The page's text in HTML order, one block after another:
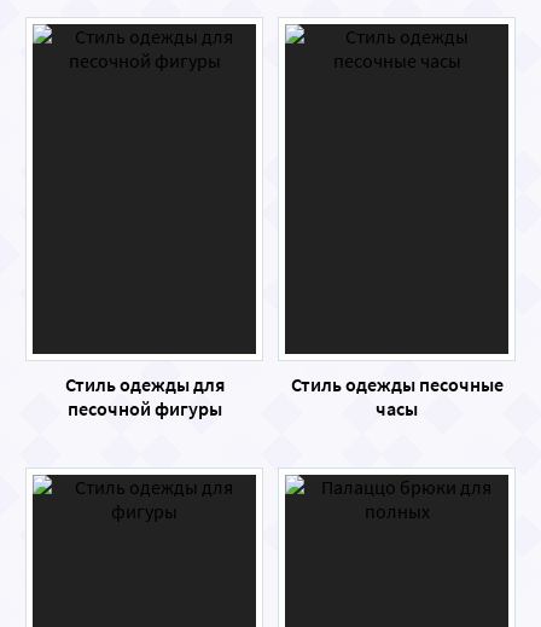
Стиль одежды для
песочной фигуры
Стиль одежды песочные
часы